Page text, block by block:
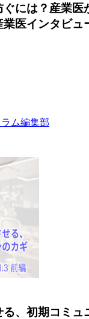
には？産業医
医インタビュ
ム編集部
、初期コミュ